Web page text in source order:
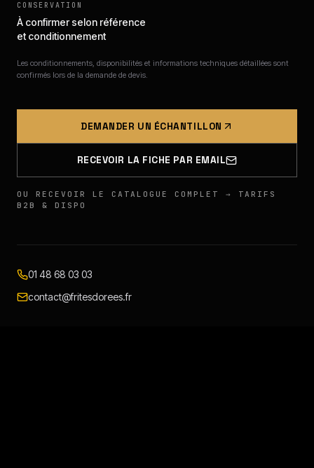
CONSERVATION
À confirmer selon référence
et conditionnement
Les conditionnements, disponibilités et informations techniques détaillées sont
confirmés lors de la demande de devis.
DEMANDER UN ÉCHANTILLON
RECEVOIR LA FICHE PAR EMAIL
OU RECEVOIR LE CATALOGUE COMPLET → TARIFS
B2B & DISPO
01 48 68 03 03
contact@fritesdorees.fr